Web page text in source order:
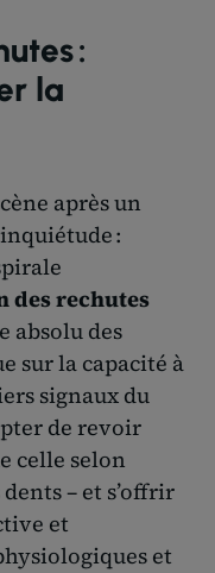
:
la
après un
:
des rechutes
absolu des
sur la capacité à
signaux du
de revoir
celle selon
– et s’offrir
et
et